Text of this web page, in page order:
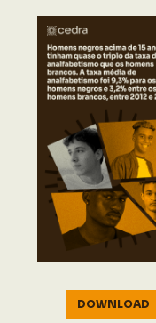
DOWNLOAD